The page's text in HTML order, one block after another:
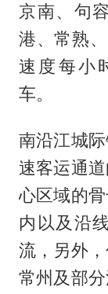
京南、句
港、常熟
速度每小
车。
南沿江城
速客运通
心区域的
内以及沿
流，另外
常州及部